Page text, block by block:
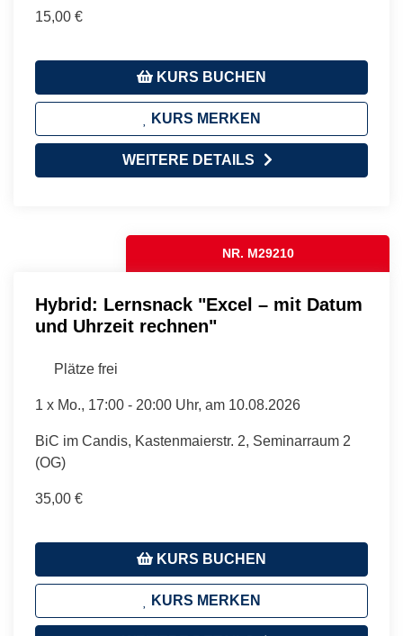
15,00 €
KURS BUCHEN
KURS MERKEN
WEITERE DETAILS
NR. M29210
Hybrid: Lernsnack "Excel – mit Datum
und Uhrzeit rechnen"
Plätze frei
1 x Mo., 17:00 - 20:00 Uhr, am 10.08.2026
BiC im Candis, Kastenmaierstr. 2, Seminarraum 2
(OG)
35,00 €
KURS BUCHEN
KURS MERKEN